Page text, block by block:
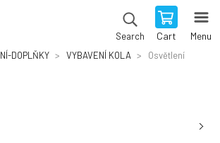
Search Cart Menu
DOPLŇKY VYBAVENÍ KOLA Osvětlení